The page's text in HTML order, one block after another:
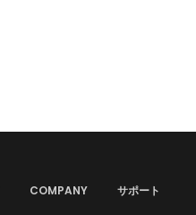
COMPANY サポート